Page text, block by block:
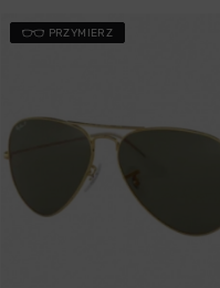
PRZYMIERZ